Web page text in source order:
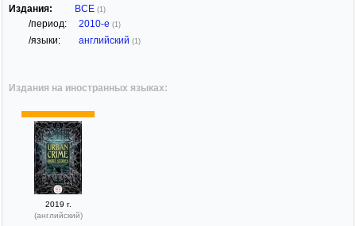
Издания: ВСЕ (1)
/период: 2010-е (1)
/языки: английский (1)
Издания на иностранных языках:
2019 г.
(английский)